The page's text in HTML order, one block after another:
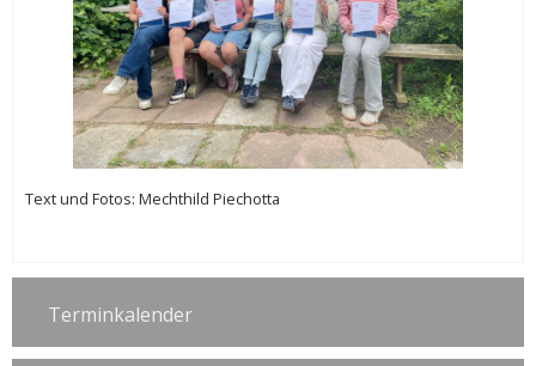
Text und Fotos: Mechthild Piechotta
Terminkalender